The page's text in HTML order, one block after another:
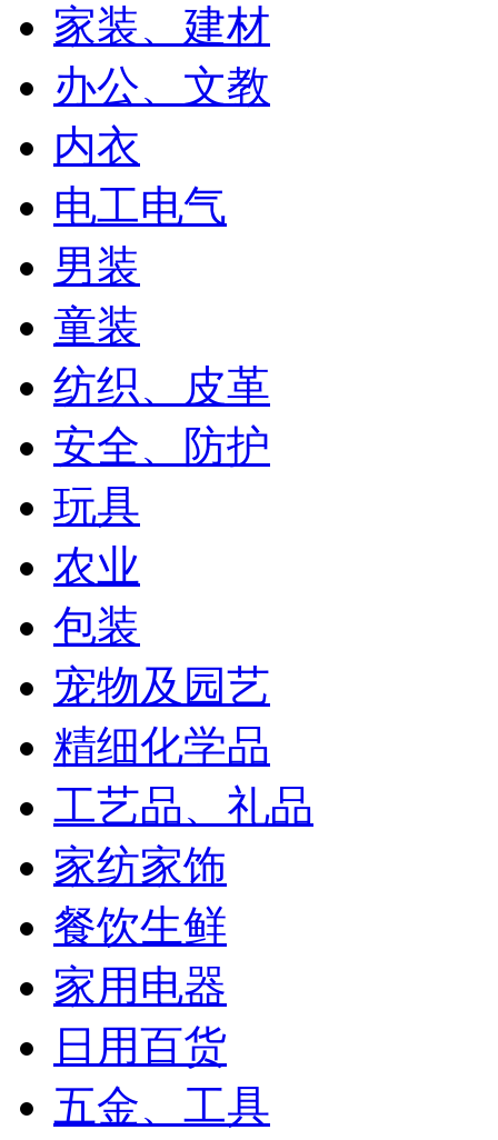
家装、建材
办公、文教
内衣
电工电气
男装
童装
纺织、皮革
安全、防护
玩具
农业
包装
宠物及园艺
精细化学品
工艺品、礼品
家纺家饰
餐饮生鲜
家用电器
日用百货
五金、工具